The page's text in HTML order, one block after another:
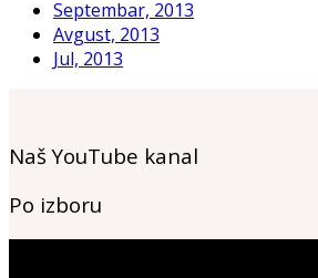
Septembar, 2013
Avgust, 2013
Jul, 2013
Naš YouTube kanal
Po izboru